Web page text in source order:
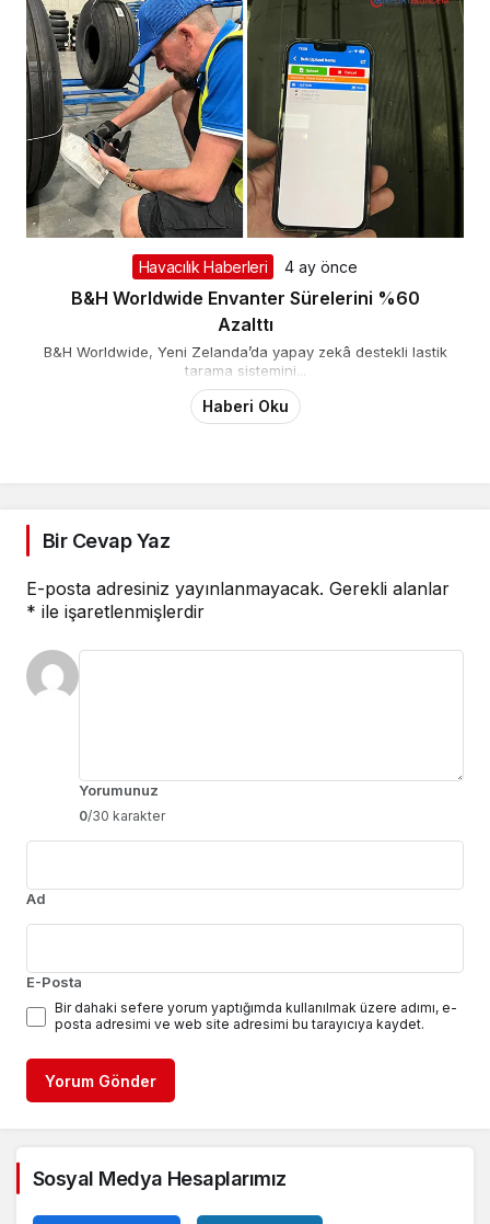
Havacılık Haberleri 4 ay önce
B&H Worldwide Envanter Sürelerini %60
Azalttı
B&H Worldwide, Yeni Zelanda’da yapay zekâ destekli lastik
tarama sistemini...
Haberi Oku
Bir Cevap Yaz
E-posta adresiniz yayınlanmayacak. Gerekli alanlar
* ile işaretlenmişlerdir
Yorumunuz
0/30 karakter
Ad
E-Posta
Bir dahaki sefere yorum yaptığımda kullanılmak üzere adımı, e-
posta adresimi ve web site adresimi bu tarayıcıya kaydet.
Yorum Gönder
Sosyal Medya Hesaplarımız